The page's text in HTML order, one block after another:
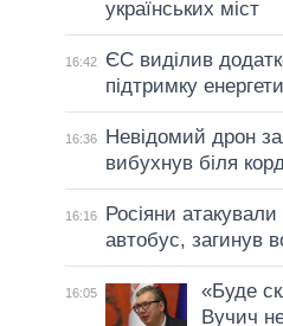
українських міст
16:42
ЄС виділив
підтримку
16:36
Невідомий дрон
вибухнув біля
16:16
Росіяни атакували
автобус, загинув
16:05
«Буде
Вучич